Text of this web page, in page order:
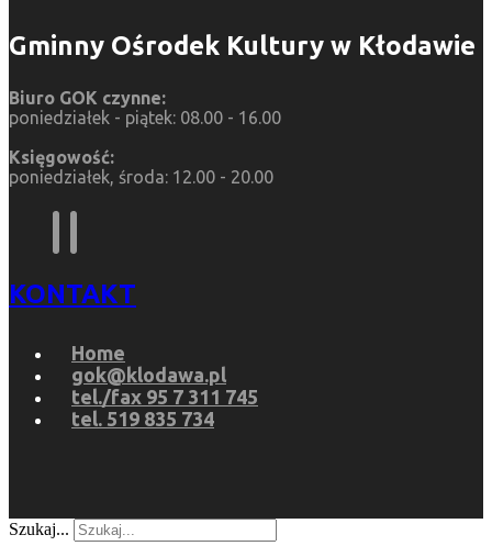
Gminny Ośrodek Kultury w Kłodawie
Biuro GOK czynne:
poniedziałek - piątek: 08.00 - 16.00
Księgowość:
poniedziałek, środa: 12.00 - 20.00
KONTAKT
Home
gok@klodawa.pl
tel./fax 95 7 311 745
tel. 519 835 734
Szukaj...